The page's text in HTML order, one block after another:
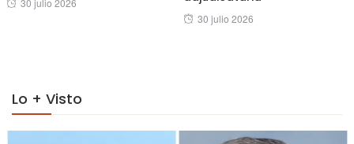
30 julio 2026
Posted
30 julio 2026
Lo + Visto